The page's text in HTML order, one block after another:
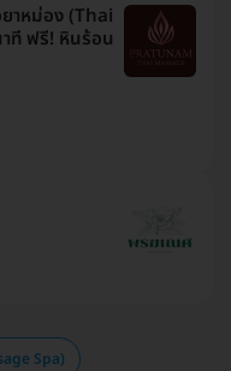
าหม่อง (Thai
ที ฟรี! หินร้อน
Spa)